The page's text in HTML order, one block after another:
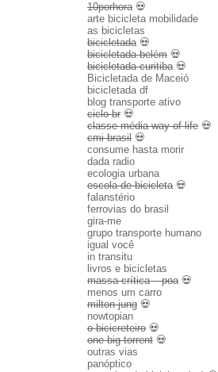
10porhora💀
arte bicicleta mobilidade
as bicicletas
bicicletada💀
bicicletada belém 💀
bicicletada curitiba💀
Bicicletada de Maceió
bicicletada df
blog transporte ativo
ciclo br 💀
classe média way of life 💀
cmi brasil 💀
consume hasta morir
dada radio
ecologia urbana
escola de bicicleta💀
falanstério
ferrovias do brasil
gira-me
grupo transporte humano
igual você
in transitu
livros e bicicletas
massa crítica – poa💀
menos um carro
milton jung 💀
nowtopian
o bicicreteiro 💀
one big torrent 💀
outras vias
panóptico